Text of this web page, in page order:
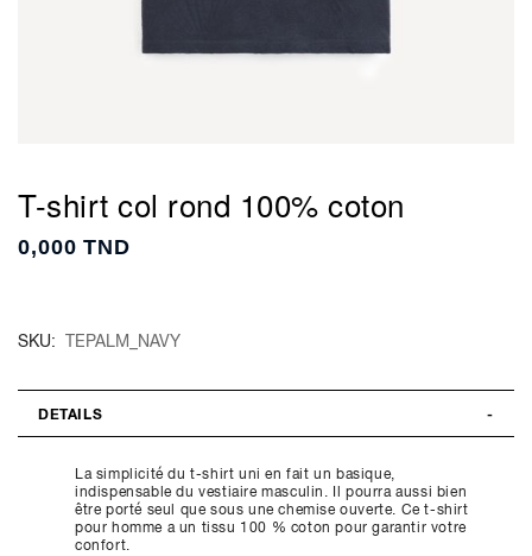
T-shirt col rond 100% coton
0,000 TND
SKU TEPALM_NAVY
DETAILS
La simplicité du t-shirt uni en fait un basique,
indispensable du vestiaire masculin. Il pourra aussi bien
être porté seul que sous une chemise ouverte. Ce t-shirt
pour homme a un tissu 100 % coton pour garantir votre
confort.